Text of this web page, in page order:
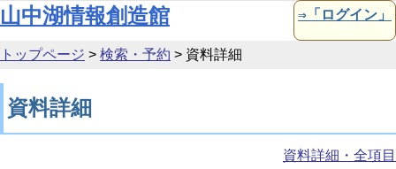
本文へ移動
山中湖情報創造館 ⇒「ログイン」
トップページ > 検索・予約 > 資料詳細
資料詳細
資料詳細・全項目